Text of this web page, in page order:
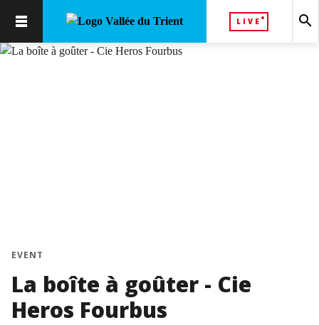
LIVE search
EVENT
La boîte à goûter - Cie
Heros Fourbus